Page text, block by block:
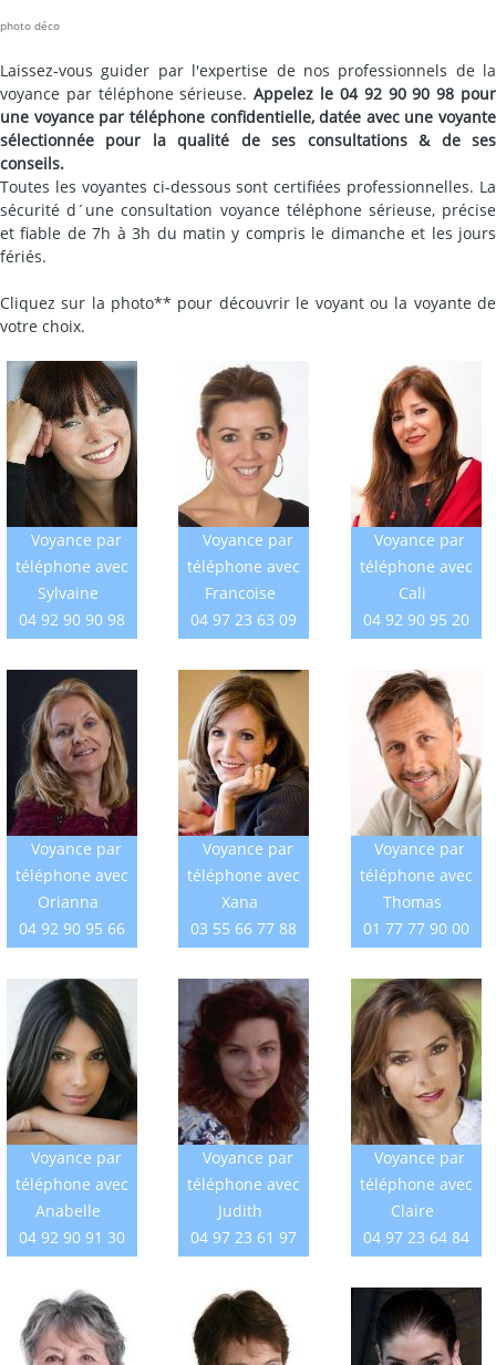
photo déco
Laissez-vous guider par l'expertise de nos professionnels de la
voyance par téléphone sérieuse.Appelez le 04 92 90 90 98 pour
une voyance par téléphone confidentielle, datée avec une voyante
sélectionnée pour la qualité de ses consultations & de ses
conseils.
Toutes les voyantes ci-dessous sont certifiées professionnelles. La
sécurité d´une consultation voyance téléphone sérieuse, précise
et fiable de 7h à 3h du matin y compris le dimanche et les jours
fériés.
Cliquez sur la photo** pour découvrir le voyant ou la voyante de
votre choix.
Voyance par
téléphone avec
Sylvaine
04 92 90 90 98
Voyance par
téléphone avec
Francoise
04 97 23 63 09
Voyance par
téléphone avec
Cali
04 92 90 95 20
Voyance par
téléphone avec
Orianna
04 92 90 95 66
Voyance par
téléphone avec
Xana
03 55 66 77 88
Voyance par
téléphone avec
Thomas
01 77 77 90 00
Voyance par
téléphone avec
Anabelle
04 92 90 91 30
Voyance par
téléphone avec
Judith
04 97 23 61 97
Voyance par
téléphone avec
Claire
04 97 23 64 84